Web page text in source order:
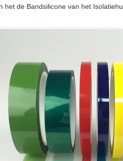
het de Bandsilicone van het